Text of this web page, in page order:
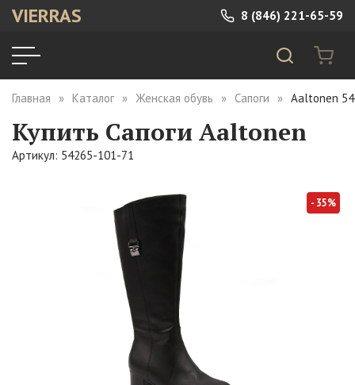
VIERRAS 8 (846) 221-65-59
Главная Каталог Женская обувь Сапоги Aaltonen
Купить Сапоги Aaltonen
Артикул: 54265-101-71
- 35%